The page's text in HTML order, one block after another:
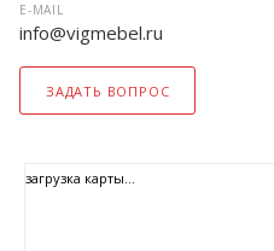
E-MAIL
info@vigmebel.ru
ЗАДАТЬ ВОПРОС
загрузка карты...